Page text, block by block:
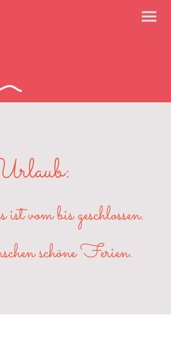
vom bis geschlossen.
schöne Ferien.